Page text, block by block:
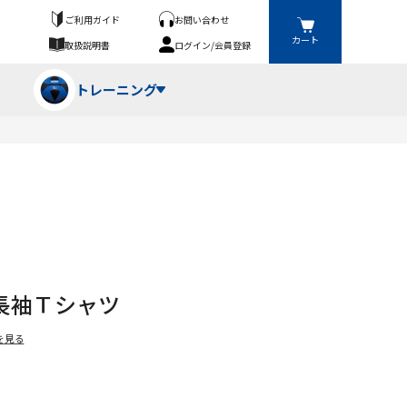
ご利用ガイド
お問い合わせ
取扱説明書
ログイン/会員登録 カート
トレーニング
ードル・ハードル
袖Ｔシャツ
見る